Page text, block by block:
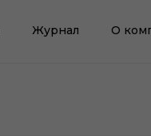
Журнал О